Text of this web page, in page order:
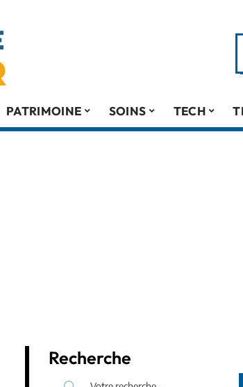
PATRIMOINE SOINS TECH
Recherche